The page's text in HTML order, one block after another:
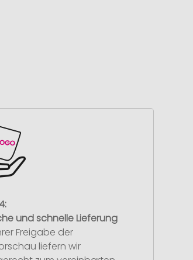
und schnelle Lieferung
Freigabe der
liefern wir